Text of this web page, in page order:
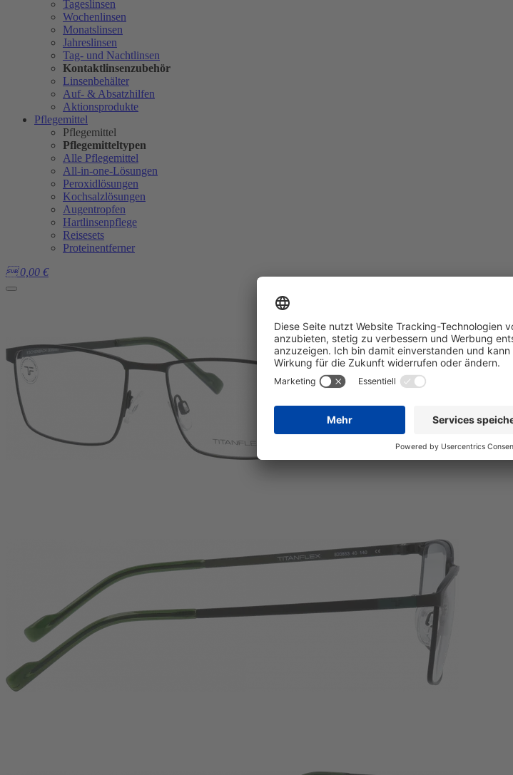
Tageslinsen
Wochenlinsen
Monatslinsen
Jahreslinsen
Tag- und Nachtlinsen
Kontaktlinsenzubehör
Linsenbehälter
Auf- & Absatzhilfen
Aktionsprodukte
Pflegemittel
Pflegemittel
Pflegemitteltypen
Alle Pflegemittel
All-in-one-Lösungen
Peroxidlösungen
Kochsalzlösungen
Augentropfen
Hartlinsenpflege
Reisesets
Proteinentferner
 0,00 €